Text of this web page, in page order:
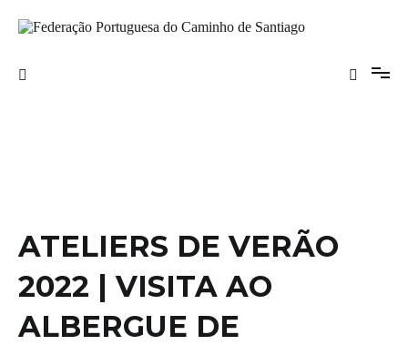
para
Santiago
ATELIERS DE VERÃO
2022 | VISITA AO
ALBERGUE DE